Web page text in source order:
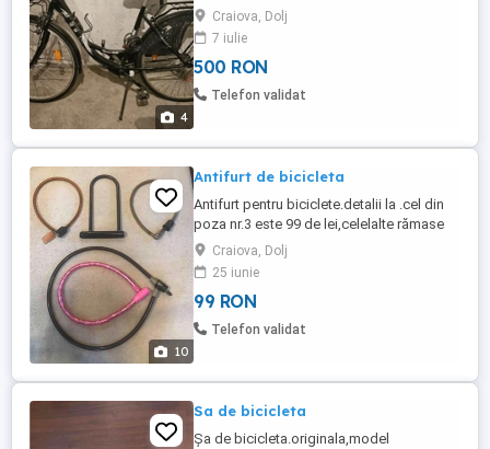
4
3 8 otel, pinioane jindal 18 dinți, ghidon
CTB, cauciucuri 26" 3 8, roti experta 26" 3
8, prevazuta cu cos de depozitare și
suport metalic de parcare
Craiova, Dolj
7 iulie
500 RON
Telefon validat
10
Antifurt de bicicleta
Antifurt pentru biciclete.detalii la .cel din
poza nr.3 este 99 de lei,celelalte rămase
sunt la 49 de lei bucata,la întreg lotul se
face un preț special.vizualizati anunțurile
mele unde se găsesc doua biciclete
electrice și alte sute de produse originale.
Craiova, Dolj
25 iunie
99 RON
Telefon validat
Sa de bicicleta
Șa de bicicleta.originala,model